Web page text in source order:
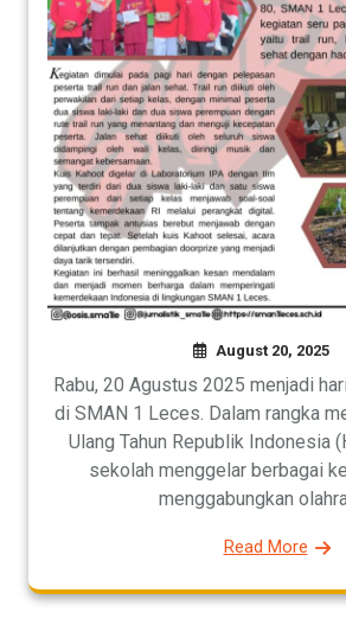
August 20, 2025
Rabu, 20 Agustus 2025 menjadi
di SMAN 1 Leces. Dalam rangka
Ulang Tahun Republik Indonesia
sekolah menggelar berbagai
menggabungkan
Read More